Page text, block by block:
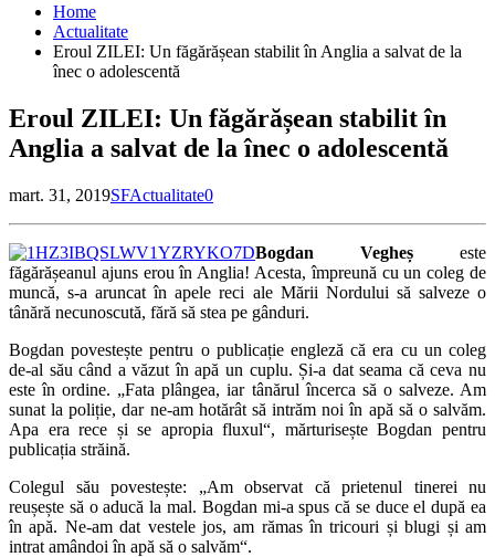
Home
Actualitate
Eroul ZILEI: Un făgărășean stabilit în Anglia a salvat de la
înec o adolescentă
Eroul ZILEI: Un făgărășean stabilit în
Anglia a salvat de la înec o adolescentă
mart. 31, 2019SFActualitate0
Bogdan Vegheș este
făgărășeanul ajuns erou în Anglia! Acesta, împreună cu un coleg de
muncă, s-a aruncat în apele reci ale Mării Nordului să salveze o
tânără necunoscută, fără să stea pe gânduri.
Bogdan povestește pentru o publicație engleză că era cu un coleg
de-al său când a văzut în apă un cuplu. Și-a dat seama că ceva nu
este în ordine. „Fata plângea, iar tânărul încerca să o salveze. Am
sunat la poliție, dar ne-am hotărât să intrăm noi în apă să o salvăm.
Apa era rece și se apropia fluxul“, mărturisește Bogdan pentru
publicația străină.
Colegul său povestește: „Am observat că prietenul tinerei nu
reușește să o aducă la mal. Bogdan mi-a spus că se duce el după ea
în apă. Ne-am dat vestele jos, am rămas în tricouri și blugi și am
intrat amândoi în apă să o salvăm“.